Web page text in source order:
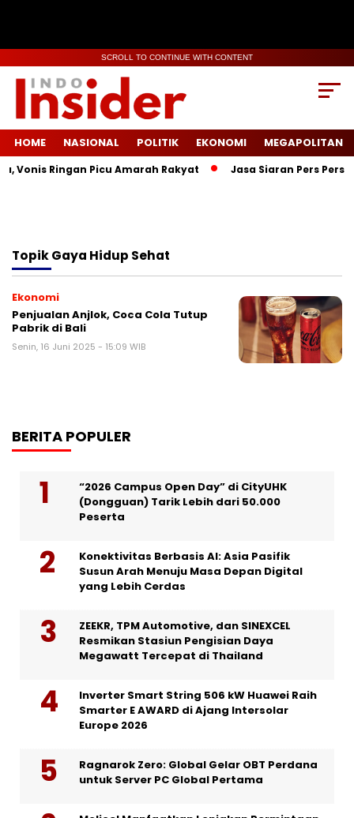
SCROLL TO CONTINUE WITH CONTENT
HOME NASIONAL POLITIK EKONOMI MEGAPOLITAN
Vonis Ringan Picu Amarah Rakyat Jasa Siaran Pers
TopikGaya Hidup Sehat
Ekonomi
Penjualan Anjlok, Coca Cola Tutup
Pabrik di Bali
Senin, 16 Juni 2025 - 15:09 WIB
BERITA POPULER
“2026 Campus Open Day” di CityUHK
(Dongguan) Tarik Lebih dari 50.000
Peserta
Konektivitas Berbasis AI: Asia Pasifik
Susun Arah Menuju Masa Depan Digital
yang Lebih Cerdas
ZEEKR, TPM Automotive, dan SINEXCEL
Resmikan Stasiun Pengisian Daya
Megawatt Tercepat di Thailand
Inverter Smart String 506 kW Huawei Raih
Smarter E AWARD di Ajang Intersolar
Europe 2026
Ragnarok Zero: Global Gelar OBT Perdana
untuk Server PC Global Pertama